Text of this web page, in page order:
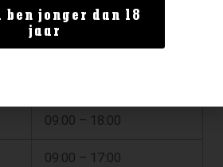
10:00 – 18:00
10:00 – 18:00
09:00 – 18:00
09:00 – 17:00
ben jonger dan 18
jaar